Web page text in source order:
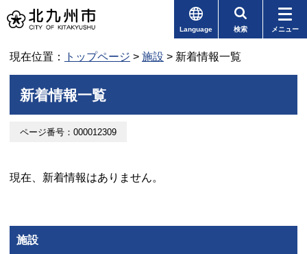
Language 検索 メニュー
現在位置： トップページ > 施設 > 新着情報一覧
新着情報一覧
ページ番号：000012309
現在、新着情報はありません。
施設